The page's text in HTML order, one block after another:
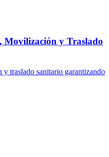
Movilización y Traslado
traslado sanitario garantizando